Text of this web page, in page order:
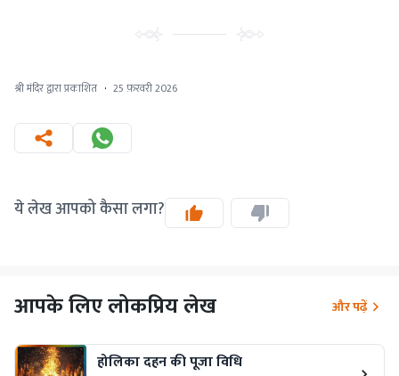
श्री मंदिर द्वारा प्रकाशित · 25 फ़रवरी 2026
ये लेख आपको कैसा लगा?
आपके लिए लोकप्रिय लेख और पढ़ें
होलिका दहन की पूजा विधि